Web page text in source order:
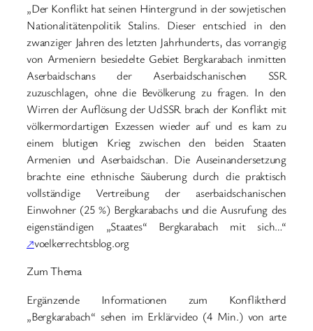
„Der Konflikt hat seinen Hintergrund in der sowjetischen
Nationalitätenpolitik Stalins. Dieser entschied in den
zwanziger Jahren des letzten Jahrhunderts, das vorrangig
von Armeniern besiedelte Gebiet Bergkarabach inmitten
Aserbaidschans der Aserbaidschanischen SSR
zuzuschlagen, ohne die Bevölkerung zu fragen. In den
Wirren der Auflösung der UdSSR brach der Konflikt mit
völkermordartigen Exzessen wieder auf und es kam zu
einem blutigen Krieg zwischen den beiden Staaten
Armenien und Aserbaidschan. Die Auseinandersetzung
brachte eine ethnische Säuberung durch die praktisch
vollständige Vertreibung der aserbaidschanischen
Einwohner (25 %) Bergkarabachs und die Ausrufung des
eigenständigen „Staates“ Bergkarabach mit sich…“
↗voelkerrechtsblog.org
Zum Thema
Ergänzende Informationen zum Konfliktherd
„Bergkarabach“ sehen im Erklärvideo (4 Min.) von arte